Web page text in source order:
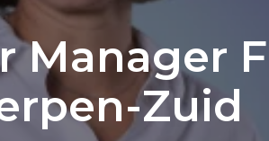
Manager
Zuid